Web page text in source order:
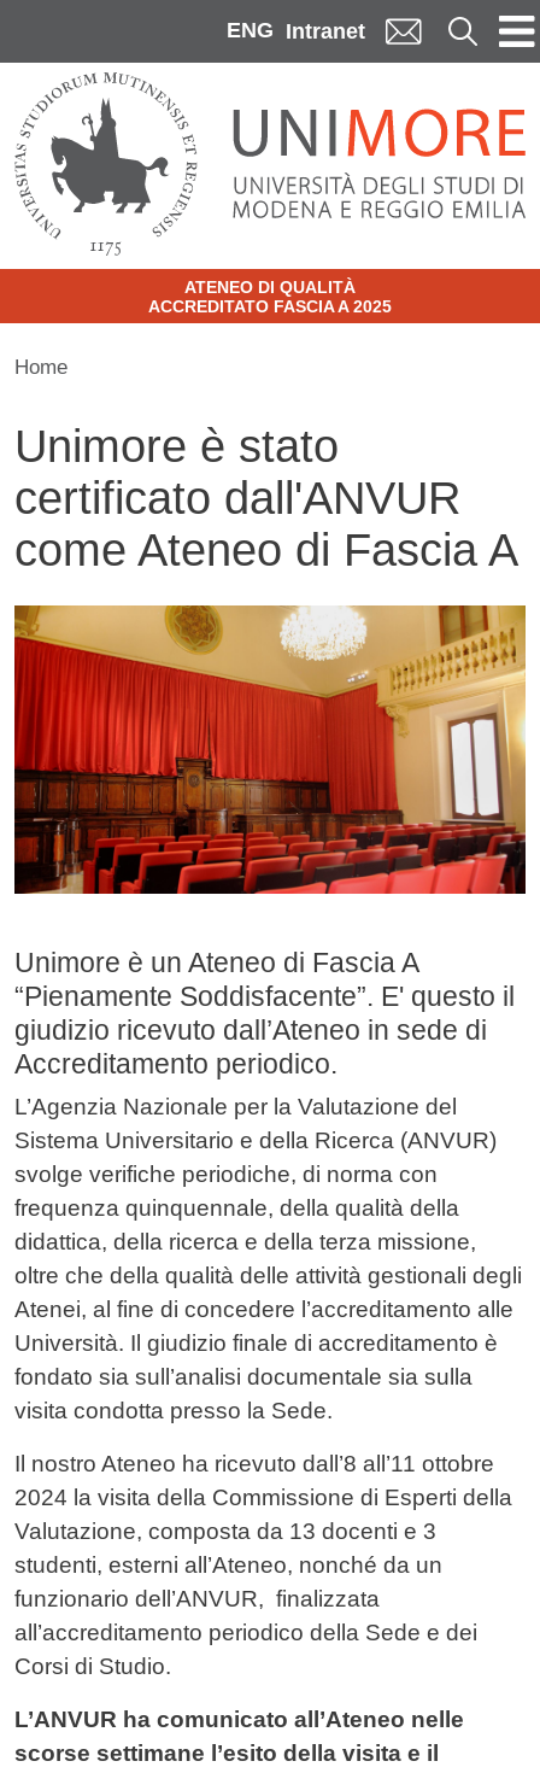
ENG Intranet Cerca
ATENEO DI QUALITÀ
ACCREDITATO FASCIA A 2025
Home
Unimore è stato
certificato dall'ANVUR
come Ateneo di Fascia A
Contenuto
Image
Unimore è un Ateneo di Fascia A
“Pienamente Soddisfacente”. E' questo il
giudizio ricevuto dall’Ateneo in sede di
Accreditamento periodico.
L’Agenzia Nazionale per la Valutazione del
Sistema Universitario e della Ricerca (ANVUR)
svolge verifiche periodiche, di norma con
frequenza quinquennale, della qualità della
didattica, della ricerca e della terza missione,
oltre che della qualità delle attività gestionali degli
Atenei, al fine di concedere l’accreditamento alle
Università. Il giudizio finale di accreditamento è
fondato sia sull’analisi documentale sia sulla
visita condotta presso la Sede.
Il nostro Ateneo ha ricevuto dall’8 all’11 ottobre
2024 la visita della Commissione di Esperti della
Valutazione, composta da 13 docenti e 3
studenti, esterni all’Ateneo, nonché da un
funzionario dell’ANVUR, finalizzata
all’accreditamento periodico della Sede e dei
Corsi di Studio.
L’ANVUR ha comunicato all’Ateneo nelle
scorse settimane l’esito della visita e il